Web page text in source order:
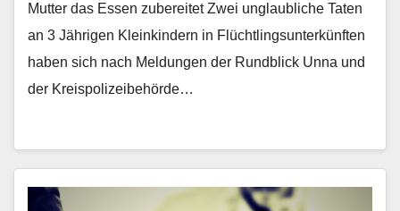
Mutter das Essen zubereitet Zwei unglaubliche Taten
an 3 Jährigen Kleinkindern in Flüchtlingsunterkünften
haben sich nach Meldungen der Rundblick Unna und
der Kreispolizeibehörde…